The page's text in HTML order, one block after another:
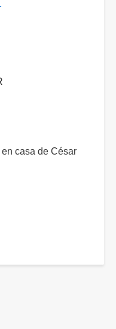
casa de César